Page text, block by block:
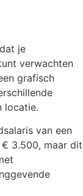
je
verwachten
grafisch
locatie.
van een
3.500, maar dit